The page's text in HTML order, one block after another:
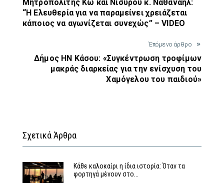
Μητροπολίτης Κω και Νισύρου κ. Ναθαναήλ:
“Η Ελευθερία για να παραμείνει χρειάζεται
κάποιος να αγωνίζεται συνεχώς” – VIDEO
Έπόμενο άρθρο
Δήμος ΗΝ Κάσου: «Συγκέντρωση τροφίμων
μακράς διαρκείας για την ενίσχυση του
Χαμόγελου του παιδιού»
Σχετικά Άρθρα
Κάθε καλοκαίρι η ίδια ιστορία: Όταν τα
φορτηγά μένουν στο…